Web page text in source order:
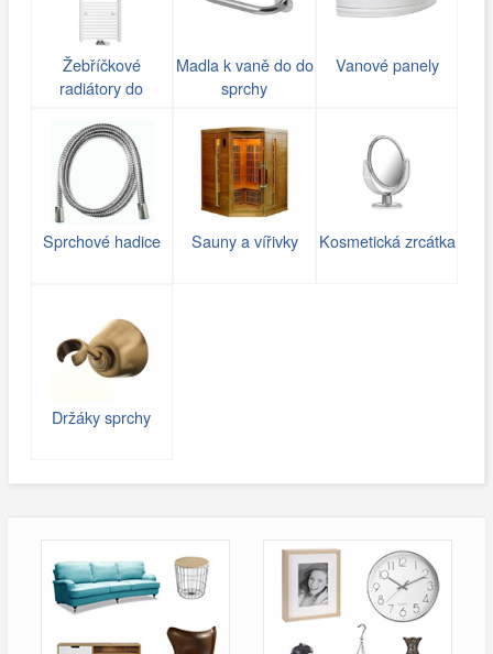
Žebříčkové
radiátory do
Madla k vaně do do
sprchy
Vanové panely
Sprchové hadice Sauny a vířivky Kosmetická zrcátka
Držáky sprchy